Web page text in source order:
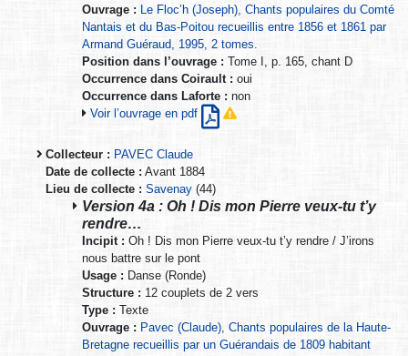
Ouvrage : Le Floc’h (Joseph), Chants populaires du Comté
Nantais et du Bas-Poitou recueillis entre 1856 et 1861 par
Armand Guéraud, 1995, 2 tomes.
Position dans l’ouvrage : Tome I, p. 165, chant D
Occurrence dans Coirault : oui
Occurrence dans Laforte : non
Voir l’ouvrage en pdf
Collecteur : PAVEC Claude
Date de collecte : Avant 1884
Lieu de collecte : Savenay (44)
Version 4a : Oh ! Dis mon Pierre veux-tu t’y
rendre…
Incipit : Oh ! Dis mon Pierre veux-tu t’y rendre / J’irons
nous battre sur le pont
Usage : Danse (Ronde)
Structure : 12 couplets de 2 vers
Type : Texte
Ouvrage : Pavec (Claude), Chants populaires de la Haute-
Bretagne recueillis par un Guérandais de 1809 habitant